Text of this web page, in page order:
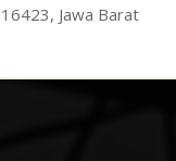
16423, Jawa Barat